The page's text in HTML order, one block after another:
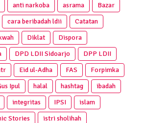
anti narkoba asrama
Bazar
cara beribadah ldii
Catatan
Diklat
Dispora
DPD LDII Sidoarjo
DPP LDII
Eid ul-Adha FAS
Forpimka
Ipul halal hashtag
ibadah
integritas IPSI
islam
Stories
istri sholihah